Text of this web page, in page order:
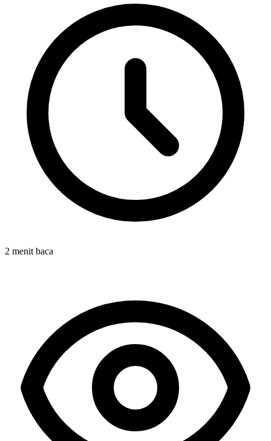
2 menit baca